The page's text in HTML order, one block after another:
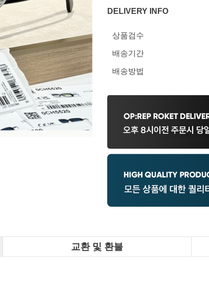
DELIVERY INFO
상품검수
배송기간
배송방법
교환 및 환불